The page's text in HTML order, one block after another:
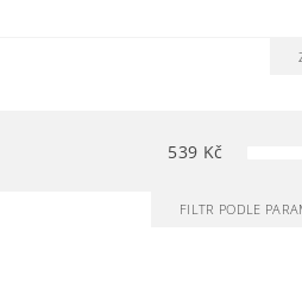
539 Kč
FILTR PODLE